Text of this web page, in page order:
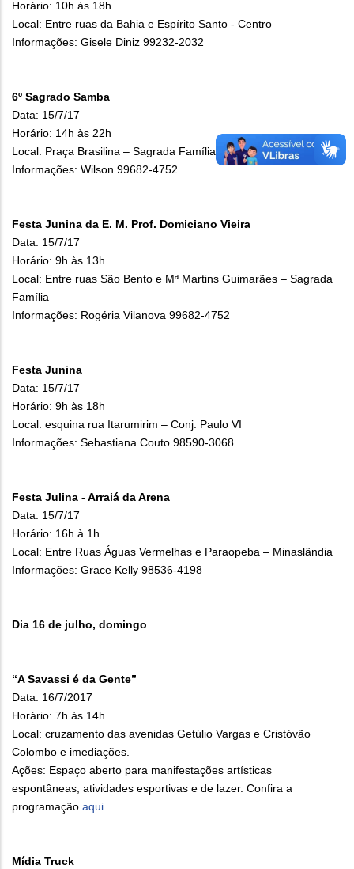
Horário: 10h às 18h
Local: Entre ruas da Bahia e Espírito Santo - Centro
Informações: Gisele Diniz 99232-2032
6º Sagrado Samba
Data: 15/7/17
Horário: 14h às 22h
Local: Praça Brasilina – Sagrada Família
Informações: Wilson 99682-4752
Festa Junina da E. M. Prof. Domiciano Vieira
Data: 15/7/17
Horário: 9h às 13h
Local: Entre ruas São Bento e Mª Martins Guimarães – Sagrada
Família
Informações: Rogéria Vilanova 99682-4752
Festa Junina
Data: 15/7/17
Horário: 9h às 18h
Local: esquina rua Itarumirim – Conj. Paulo VI
Informações: Sebastiana Couto 98590-3068
Festa Julina - Arraiá da Arena
Data: 15/7/17
Horário: 16h à 1h
Local: Entre Ruas Águas Vermelhas e Paraopeba – Minaslândia
Informações: Grace Kelly 98536-4198
Dia 16 de julho, domingo
“A Savassi é da Gente”
Data: 16/7/2017
Horário: 7h às 14h
Local: cruzamento das avenidas Getúlio Vargas e Cristóvão
Colombo e imediações.
Ações: Espaço aberto para manifestações artísticas
espontâneas, atividades esportivas e de lazer. Confira a
programação aqui.
Mídia Truck